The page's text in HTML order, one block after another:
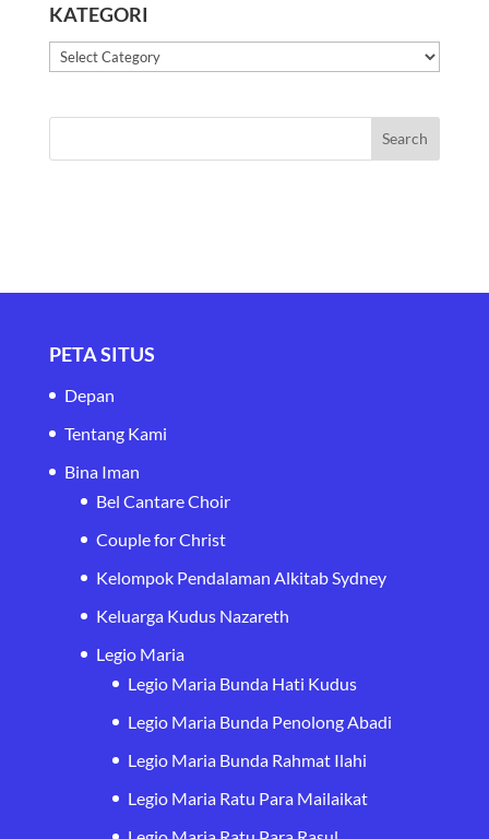
KATEGORI
Kategori
PETA SITUS
Depan
Tentang Kami
Bina Iman
Bel Cantare Choir
Couple for Christ
Kelompok Pendalaman Alkitab Sydney
Keluarga Kudus Nazareth
Legio Maria
Legio Maria Bunda Hati Kudus
Legio Maria Bunda Penolong Abadi
Legio Maria Bunda Rahmat Ilahi
Legio Maria Ratu Para Mailaikat